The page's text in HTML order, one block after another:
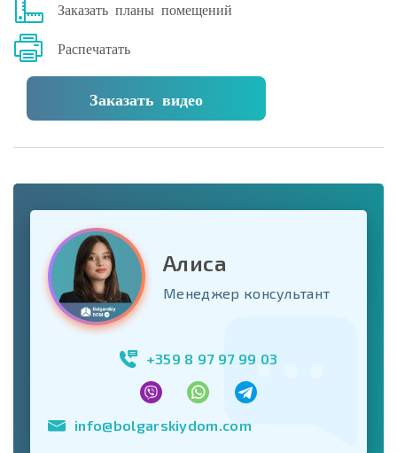
Заказать планы помещений
Распечатать
Заказать видео
Алиса
Менеджер консультант
+359 8 97 97 99 03
info@bolgarskiydom.com